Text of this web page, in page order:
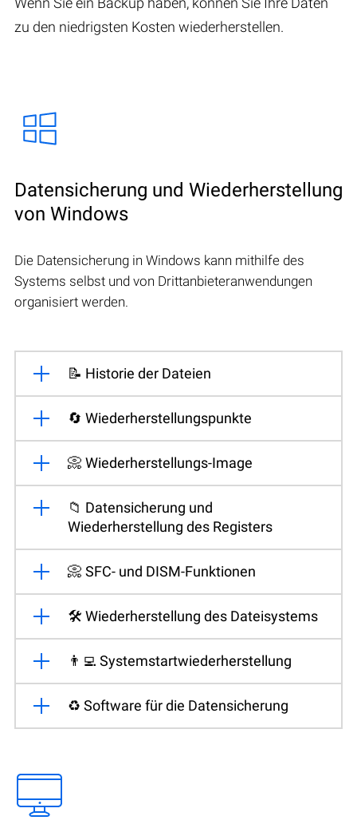
zu den niedrigsten Kosten wiederherstellen.
Datensicherung und Wiederherstellung
von Windows
Die Datensicherung in Windows kann mithilfe des
Systems selbst und von Drittanbieteranwendungen
organisiert werden.
📝 Historie der Dateien
🔄 Wiederherstellungspunkte
📀 Wiederherstellungs-Image
📁 Datensicherung und
Wiederherstellung des Registers
📀 SFC- und DISM-Funktionen
🛠️ Wiederherstellung des Dateisystems
👨‍💻 Systemstartwiederherstellung
♻️ Software für die Datensicherung